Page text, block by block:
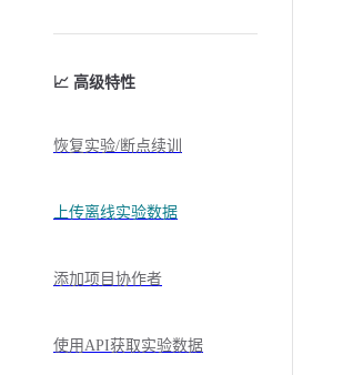
📈 高级特性
恢复实验/断点续训
上传离线实验数据
添加项目协作者
使用API获取实验数据